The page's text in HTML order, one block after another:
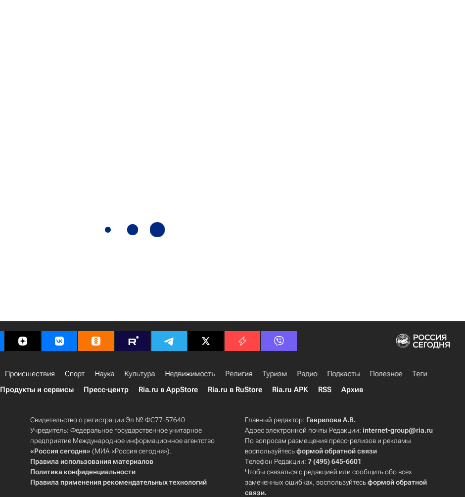
Происшествия Спорт Наука Культура Недвижимость Религия Туризм Радио Подкасты Полезное
Теги
Продукты и сервисы Пресс-центр Ria.ru в AppStore Ria.ru в RuStore Ria.ru APK RSS Архив
Свидетельство о регистрации Эл № ФС77-57640
Учредитель: Федеральное государственное унитарное
предприятие Международное информационное агентство
«Россия сегодня» (МИА «Россия сегодня»).
Правила использования материалов
Политика конфиденциальности
Правила применения рекомендательных технологий
Главный редактор: Гаврилова А.В.
Адрес электронной почты Редакции:internet-group@ria.ru
По вопросам размещения пресс-релизов и рекламы
воспользуйтесьформой обратной связи
Телефон Редакции:7 (495) 645-6601
Чтобы связаться с редакцией или сообщить обо всех
замеченных ошибках, воспользуйтесьформой обратной
связи.